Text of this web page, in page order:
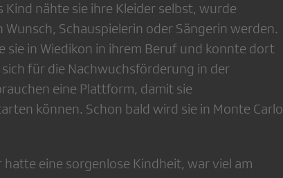
nähte sie ihre Kleider selbst, wurde
Schauspielerin oder Sängerin werden.
in Wiedikon in ihrem Beruf und konnte dort
für die Nachwuchsförderung in der
eine Plattform, damit sie
können. Schon bald wird sie in Monte Carlo
eine sorgenlose Kindheit, war viel am